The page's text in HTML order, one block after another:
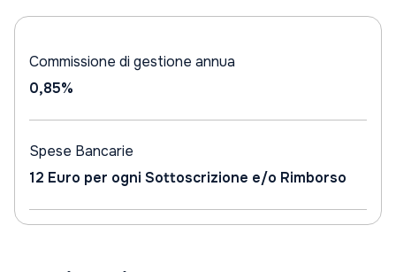
Commissione di gestione annua
0,85%
Spese Bancarie
12 Euro per ogni Sottoscrizione e/o Rimborso